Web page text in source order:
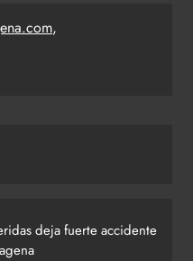
,
deja fuerte accidente